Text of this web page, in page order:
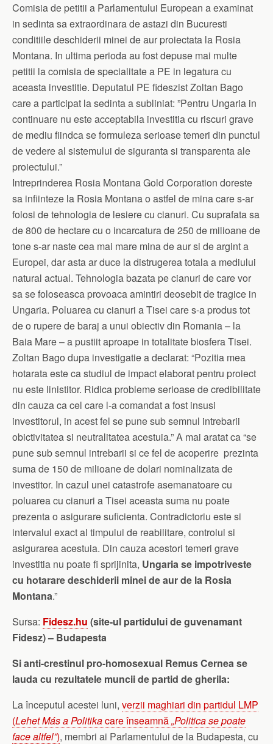
Comisia de petitii a Parlamentului European a examinat
in sedinta sa extraordinara de astazi din Bucuresti
conditiile deschiderii minei de aur proiectata la Rosia
Montana. In ultima perioda au fost depuse mai multe
petitii la comisia de specialitate a PE in legatura cu
aceasta investitie. Deputatul PE fideszist Zoltan Bago
care a participat la sedinta a subliniat: ”Pentru Ungaria in
continuare nu este acceptabila investitia cu riscuri grave
de mediu fiindca se formuleza serioase temeri din punctul
de vedere al sistemului de siguranta si transparenta ale
proiectului.”
Intreprinderea Rosia Montana Gold Corporation doreste
sa infiinteze la Rosia Montana o astfel de mina care s-ar
folosi de tehnologia de lesiere cu cianuri. Cu suprafata sa
de 800 de hectare cu o incarcatura de 250 de milioane de
tone s-ar naste cea mai mare mina de aur si de argint a
Europei, dar asta ar duce la distrugerea totala a mediului
natural actual. Tehnologia bazata pe cianuri de care vor
sa se foloseasca provoaca amintiri deosebit de tragice in
Ungaria. Poluarea cu cianuri a Tisei care s-a produs tot
de o rupere de baraj a unui obiectiv din Romania – la
Baia Mare – a pustiit aproape in totalitate biosfera Tisei.
Zoltan Bago dupa investigatie a declarat: “Pozitia mea
hotarata este ca studiul de impact elaborat pentru proiect
nu este linistitor. Ridica probleme serioase de credibilitate
din cauza ca cel care l-a comandat a fost insusi
investitorul, in acest fel se pune sub semnul intrebarii
obictivitatea si neutralitatea acestuia.” A mai aratat ca “se
pune sub semnul intrebarii si ce fel de acoperire prezinta
suma de 150 de milioane de dolari nominalizata de
investitor. In cazul unei catastrofe asemanatoare cu
poluarea cu cianuri a Tisei aceasta suma nu poate
prezenta o asigurare suficienta. Contradictoriu este si
intervalul exact al timpului de reabilitare, controlul si
asigurarea acestuia. Din cauza acestori temeri grave
investitia nu poate fi sprijinita, Ungaria se impotriveste
cu hotarare deschiderii minei de aur de la Rosia
Montana.”
Sursa: Fidesz.hu (site-ul partidului de guvenamant
Fidesz) – Budapesta
Si anti-crestinul pro-homosexual Remus Cernea se
lauda cu rezultatele muncii de partid de gherila:
La începutul acestei luni, verzii maghiari din partidul LMP
(Lehet Más a Politikacare înseamnă„Politica se poate
face altfel”), membri ai Parlamentului de la Budapesta, cu